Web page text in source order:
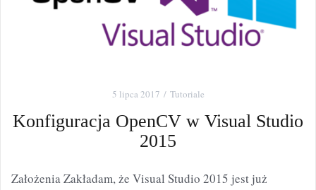
5 lipca 2017 Tutoriale
Konfiguracja OpenCV w Visual Studio
2015
Założenia Zakładam, że Visual Studio 2015 jest już